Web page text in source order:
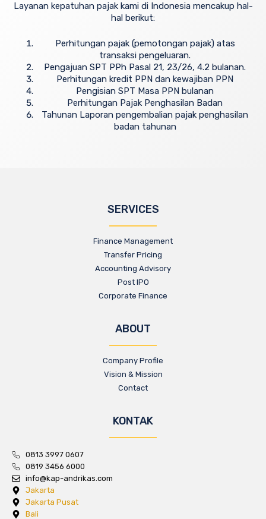
Layanan kepatuhan pajak kami di Indonesia mencakup hal-
hal berikut:
Perhitungan pajak (pemotongan pajak) atas
transaksi pengeluaran.
Pengajuan SPT PPh Pasal 21, 23/26, 4.2 bulanan.
Perhitungan kredit PPN dan kewajiban PPN
Pengisian SPT Masa PPN bulanan
Perhitungan Pajak Penghasilan Badan
Tahunan Laporan pengembalian pajak penghasilan
badan tahunan
SERVICES
Finance Management
Transfer Pricing
Accounting Advisory
Post IPO
Corporate Finance
ABOUT
Company Profile
Vision & Mission
Contact
KONTAK
0813 3997 0607
0819 3456 6000
info@kap-andrikas.com
Jakarta
Jakarta Pusat
Bali